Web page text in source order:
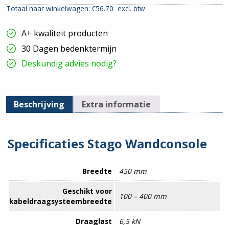
400mm
Totaal naar winkelwagen: €56.70excl. btw
A+ kwaliteit producten
30 Dagen bedenktermijn
Deskundig advies nodig?
Beschrijving Extra informatie
Specificaties Stago Wandconsole
Breedte 450 mm
Geschikt voor
kabeldraagsysteembreedte
100 – 400 mm
Draaglast 6,5 kN